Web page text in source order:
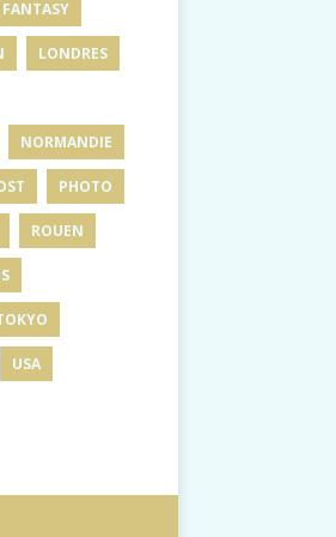
LONDRES
NORMANDIE
PHOTO
ROUEN
USA